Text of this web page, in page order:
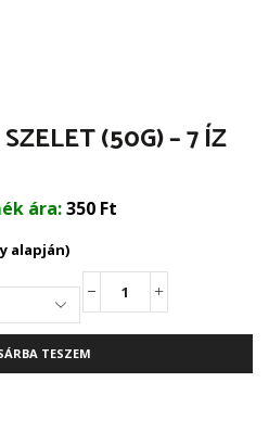
(50G) – 7 ÍZ
ára:350 Ft
alapján)
GO
ON!
protein
(50g)
TESZEM